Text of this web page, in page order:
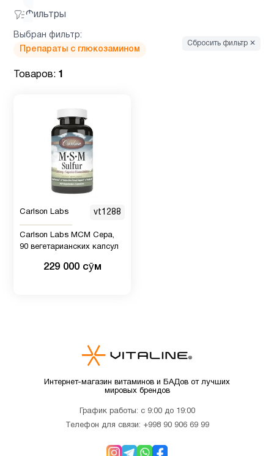
Фильтры
ацетилцистеин
Барберин
Биотин
Вегетарианский
продукт
B
Витамин
B12
детей
Выбран фильтр:
Препараты с глюкозамином
Сбросить фильтр ✕
Товаров: 1
Carlson Labs vt1288
Carlson Labs МСМ Сера,
90 вегетарианских капсул
229 000 сӯм
Интернет-магазин витаминов и БАДов от лучших
мировых брендов
График работы: с 9:00 до 19:00
Телефон для связи: +998 90 906 69 99